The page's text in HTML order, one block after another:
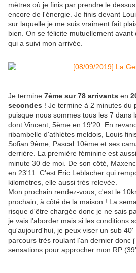
mètres où je finis par prendre le
encore de l'énergie. Je finis devant
sur laquelle je me suis vraiment fait
bien. On se félicite mutuellement
qui a suivi mon arrivée.
Je termine 7ème sur 78 arrivants en
secondes ! Je termine à 2 minutes du
puisque nous sommes tous les 7 dans
dont Vincent, 5ème en 19'20. En
ribambelle d'athlètes meldois, Louis
Sofian 9ème, Pascal 10ème et ses
derrière. La première féminine est
minute 30 de moi. De son côté,
en 23'11. C'est Eric Leblacher qui
kilomètres, elle aussi très relevée.
Mon prochain rendez-vous, c'est le
prochain, à côté de la maison ! La
risque d'être chargée donc je ne sais
je vais l'aborder mais si les conditions
qu'aujourd'hui, je peux viser un sub
parcours très roulant l'an dernier donc
sensations pour approcher mon RP